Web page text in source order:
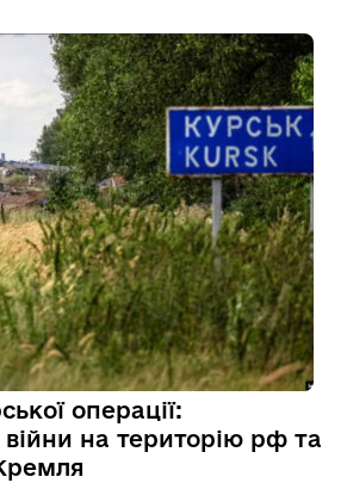
операції:
на територію рф та